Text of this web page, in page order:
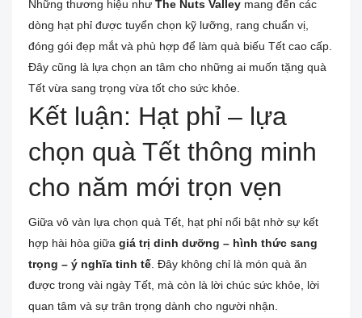
Những thương hiệu như The Nuts Valley mang đến các
dòng hạt phỉ được tuyển chọn kỹ lưỡng, rang chuẩn vị,
đóng gói đẹp mắt và phù hợp để làm quà biếu Tết cao cấp.
Đây cũng là lựa chọn an tâm cho những ai muốn tặng quà
Tết vừa sang trọng vừa tốt cho sức khỏe.
Kết luận: Hạt phỉ – lựa
chọn quà Tết thông minh
cho năm mới trọn vẹn
Giữa vô vàn lựa chọn quà Tết, hạt phỉ nổi bật nhờ sự kết
hợp hài hòa giữa giá trị dinh dưỡng – hình thức sang
trọng – ý nghĩa tinh tế . Đây không chỉ là món quà ăn
được trong vài ngày Tết, mà còn là lời chúc sức khỏe, lời
quan tâm và sự trân trọng dành cho người nhận.